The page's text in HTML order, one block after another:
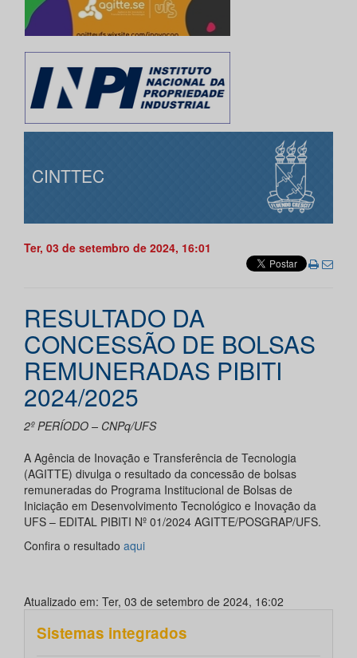
CINTTEC
Ter, 03 de setembro de 2024, 16:01
RESULTADO DA
CONCESSÃO DE BOLSAS
REMUNERADAS PIBITI
2024/2025
2º PERÍODO – CNPq/UFS
A Agência de Inovação e Transferência de Tecnologia
(AGITTE) divulga o resultado da concessão de bolsas
remuneradas do Programa Institucional de Bolsas de
Iniciação em Desenvolvimento Tecnológico e Inovação da
UFS – EDITAL PIBITI Nº 01/2024 AGITTE/POSGRAP/UFS.
Confira o resultado aqui
Atualizado em: Ter, 03 de setembro de 2024, 16:02
Sistemas integrados